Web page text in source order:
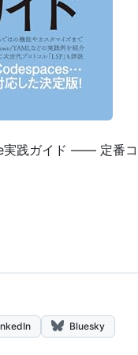
践ガイド —— 定番コ
Bluesky